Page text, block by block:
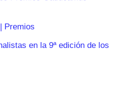
Premios
en la 9ª edición de los